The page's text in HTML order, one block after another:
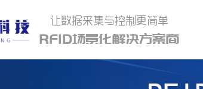
让数据采集与控制更简单
RFID场景化解决方案商